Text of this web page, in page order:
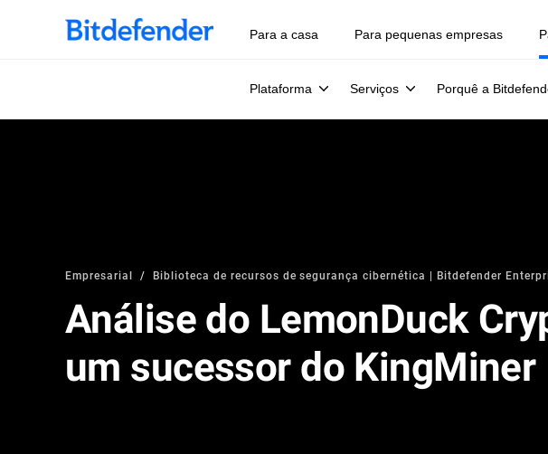
Para a casa Para pequenas empresas
Plataforma Serviços Porquê a
Empresarial Biblioteca de recursos de segurança cibernética | Bitdefender
Análise do LemonDuck
um sucessor do KingMiner